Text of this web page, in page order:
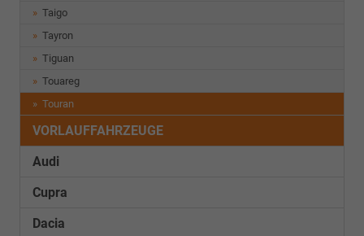
Taigo
Tayron
Tiguan
Touareg
Touran
VORLAUFFAHRZEUGE
Audi
Cupra
Dacia